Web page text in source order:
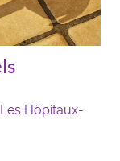
Les Hôpitaux-